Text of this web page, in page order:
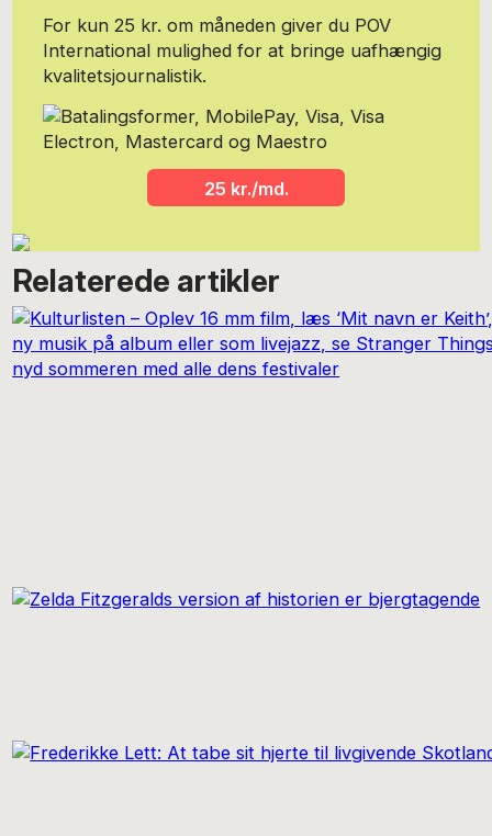
For kun 25 kr. om måneden giver du POV
International mulighed for at bringe uafhængig
kvalitetsjournalistik.
25 kr./md.
Relaterede artikler